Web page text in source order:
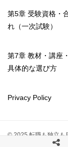
第5章 受験資格・
れ（一次試験）
第7章 教材・講座
具体的な選び方
Privacy Policy
© 2025 転職も独立も